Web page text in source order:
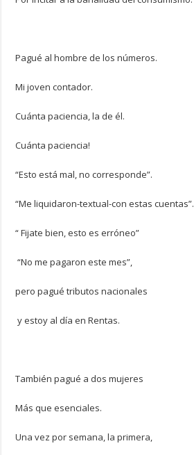
Pagué al hombre de los números.
Mi joven contador.
Cuánta paciencia, la de él.
Cuánta paciencia!
“Esto está mal, no corresponde”.
“Me liquidaron-textual-con estas cuentas”.
“ Fijate bien, esto es erróneo”
“No me pagaron este mes”,
pero pagué tributos nacionales
y estoy al día en Rentas.
También pagué a dos mujeres
Más que esenciales.
Una vez por semana,la primera,